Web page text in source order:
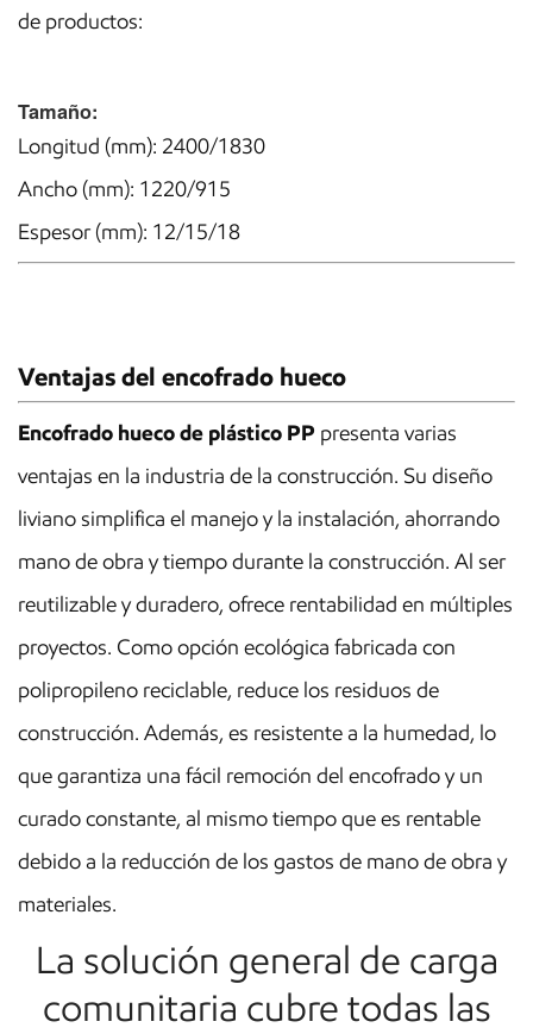
de productos:
Tamaño:
Longitud (mm): 2400/1830
Ancho (mm): 1220/915
Espesor (mm): 12/15/18
Ventajas del encofrado hueco
Encofrado hueco de plástico PP presenta varias
ventajas en la industria de la construcción. Su diseño
liviano simplifica el manejo y la instalación, ahorrando
mano de obra y tiempo durante la construcción. Al ser
reutilizable y duradero, ofrece rentabilidad en múltiples
proyectos. Como opción ecológica fabricada con
polipropileno reciclable, reduce los residuos de
construcción. Además, es resistente a la humedad, lo
que garantiza una fácil remoción del encofrado y un
curado constante, al mismo tiempo que es rentable
debido a la reducción de los gastos de mano de obra y
materiales.
La solución general de carga
comunitaria cubre todas las